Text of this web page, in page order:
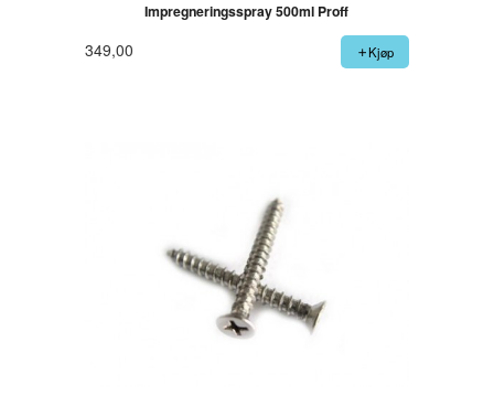
Impregneringsspray 500ml Proff
349,00 Kjøp